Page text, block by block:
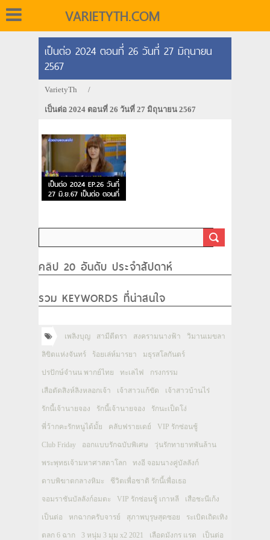
VARIETYTH.COM
เป็นต่อ 2024 ตอนที่ 26 วันที่ 27 มิถุนายน
2567
VarietyTh /
เป็นต่อ 2024 ตอนที่ 26 วันที่ 27 มิถุนายน 2567
เป็นต่อ 2024 EP.26 วันที่
27 มิ.ย.67 เป็นต่อ ตอนที่
26
คลิป 20 อันดับ ประจำสัปดาห์
รวม KEYWORDS ที่น่าสนใจ
เพลิงบุญ สามีตีตรา สงครามนางฟ้า วิมานเมขลา
ลิขิตแห่งจันทร์ ร้อยเล่ห์มารยา มธุรสโลกันตร์
ปรปักษ์จำนน พากย์ไทย ทะเลไฟ กรงกรรม
เสือตัดสิงห์ลิงหลอกเจ้า เจ้าสาวแก้ขัด เจ้าสาวบ้านไร่
รักนี้เจ้านายจอง รักนี้เจ้านายจอง รักนะเป็ดโง่
พี่ว้ากคะรักหนูได้มั้ย คลับฟรายเดย์ VIP รักซ่อนชู้
Club Friday ออกแบบรักฉบับพิเศษ วุ่นรักทายาทพันล้าน
พระพุทธเจ้ามหาศาสดาโลก ทงอี จอมนางคู่บัลลังก์
ดาบพิฆาตกลางหิมะ ชีวิตเพื่อชาติ รักนี้เพื่อเธอ
จอมราชันบัลลังก์อมตะ VIP รักซ่อนชู้ เกาหลี เสือชะนีเก้ง
เป็นต่อ หกฉากครับจารย์ สุภาพบุรุษสุดซอย ระเบิดเถิดเทิง
ตลก 6 ฉาก 3 หนุ่ม 3 มุม x2 2021 เลือดมังกร แรด เป็นต่อ